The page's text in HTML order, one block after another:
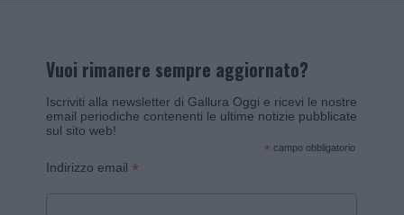
Vuoi rimanere sempre aggiornato?
Iscriviti alla newsletter di Gallura Oggi e ricevi le nostre
email periodiche contenenti le ultime notizie pubblicate
sul sito web!
* campo obbligatorio
Indirizzo email *